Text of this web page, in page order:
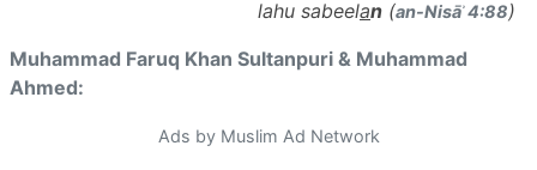
lahu sabeelan (an-Nisāʾ 4:88)
Muhammad Faruq Khan Sultanpuri & Muhammad
Ahmed:
Ads by Muslim Ad Network